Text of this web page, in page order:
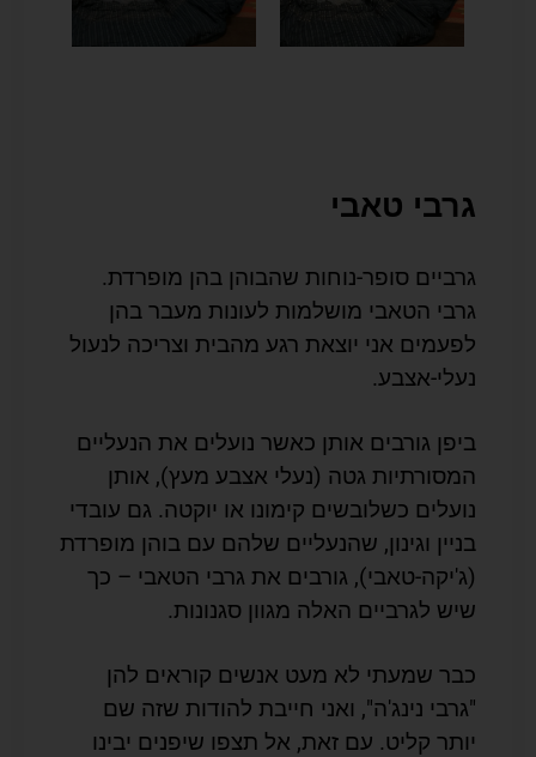
גרבי טאבי
גרביים סופר-נוחות שהבוהן בהן מופרדת.
גרבי הטאבי מושלמות לעונות מעבר בהן
לפעמים אני יוצאת רגע מהבית וצריכה לנעול
נעלי-אצבע.
ביפן גורבים אותן כאשר נועלים את הנעליים
המסורתיות גטה (נעלי אצבע מעץ), אותן
נועלים כשלובשים קימונו או יוקטה. גם עובדי
בניין וגינון, שהנעליים שלהם עם בוהן מופרדת
(ג'יקה-טאבי), גורבים את גרבי הטאבי – כך
שיש לגרביים האלה מגוון סגנונות.
כבר שמעתי לא מעט אנשים קוראים להן
"גרבי נינג'ה", ואני חייבת להודות שזה שם
יותר קליט. עם זאת, אל תצפו שיפנים יבינו